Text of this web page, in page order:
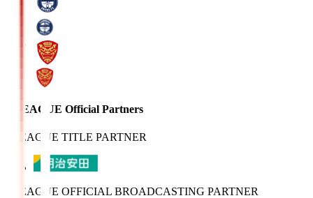
J.LEAGUE Official Partners
J.LEAGUE TITLE PARTNER
J.LEAGUE OFFICIAL BROADCASTING PARTNER